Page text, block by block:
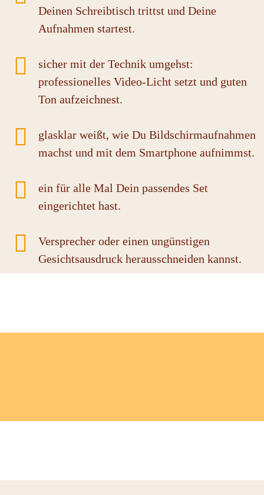
Deinen Schreibtisch trittst und Deine
Aufnahmen startest.
sicher mit der Technik umgehst:
professionelles Video-Licht setzt und guten
Ton aufzeichnest.
glasklar weißt, wie Du Bildschirmaufnahmen
machst und mit dem Smartphone aufnimmst.
ein für alle Mal Dein passendes Set
eingerichtet hast.
Versprecher oder einen ungünstigen
Gesichtsausdruck herausschneiden kannst.